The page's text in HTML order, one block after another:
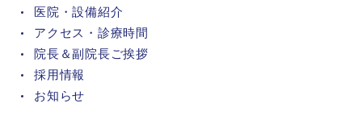
医院・設備紹介
アクセス・診療時間
院長＆副院長ご挨拶
採用情報
お知らせ